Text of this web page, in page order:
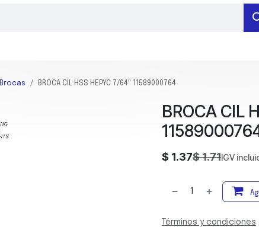
Brocas BROCA CIL HSS HEPYC 7/64" 11589000764
BROCA CIL
$ 1.37$1.71IGV
Términos y condiciones